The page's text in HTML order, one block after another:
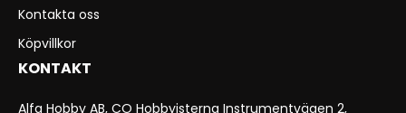
Kontakta oss
Köpvillkor
KONTAKT
Alfa Hobby AB, CO Hobbyisterna Instrumentvägen 2,